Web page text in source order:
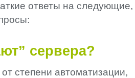
ответы на
сервера?
степени автоматизации,